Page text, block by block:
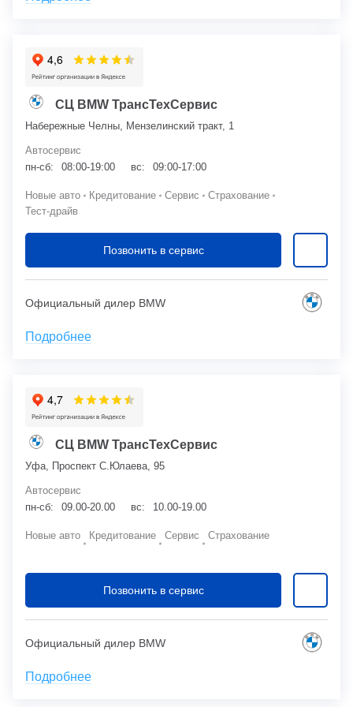
СЦ BMW ТрансТехСервис
Набережные Челны, Мензелинский тракт, 1
Автосервис
пн-сб:
08:00-19:00 вс: 09:00-17:00
Новые авто Кредитование Сервис
Страхование
Тест-драйв
Позвонить в сервис
Официальный дилер BMW
Подробнее
СЦ BMW ТрансТехСервис
Уфа, Проспект С.Юлаева, 95
Автосервис
пн-сб:
09.00-20.00 вс: 10.00-19.00
Новые авто Кредитование Сервис Страхование
Позвонить в сервис
Официальный дилер BMW
Подробнее